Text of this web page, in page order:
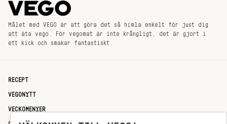
Målet med VEGO är att göra det så himla enkelt för just dig
att äta vego. För vegomat är inte krångligt, det är gjort i
ett kick och smakar fantastiskt.
RECEPT
VEGONYTT
VECKOMENYER